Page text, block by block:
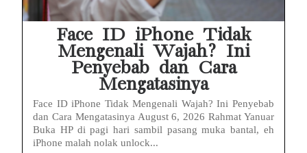
Face ID iPhone Tidak
Mengenali Wajah? Ini
Penyebab dan Cara
Mengatasinya
Face ID iPhone Tidak Mengenali Wajah? Ini Penyebab
dan Cara Mengatasinya August 6, 2026 Rahmat Yanuar
Buka HP di pagi hari sambil pasang muka bantal, eh
iPhone malah nolak unlock...